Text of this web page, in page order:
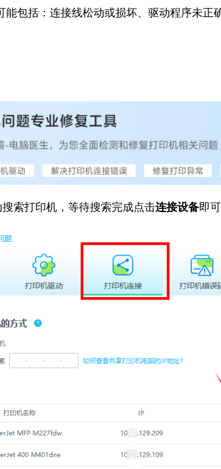
能包括：连接线松动或损坏、驱动程序未正
搜索打印机，等待搜索完成点击连接设备即